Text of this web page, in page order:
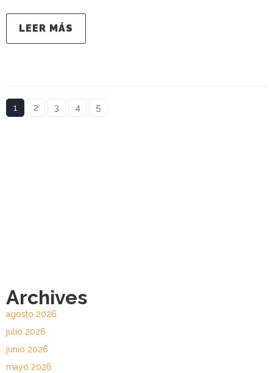
LEER MÁS
1 2 3 4 5
Archives
agosto 2026
julio 2026
junio 2026
mayo 2026